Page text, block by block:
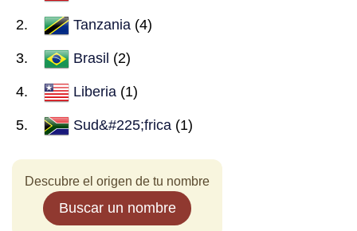
Tanzania (4)
Brasil (2)
Liberia (1)
Sud&#225;frica (1)
Descubre el origen de tu nombre
Buscar un nombre